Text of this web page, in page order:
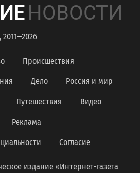
НОВОСТИ
Происшествия
Дело Россия и мир
Путешествия Видео
Реклама
Согласие
издание «Интернет-газета